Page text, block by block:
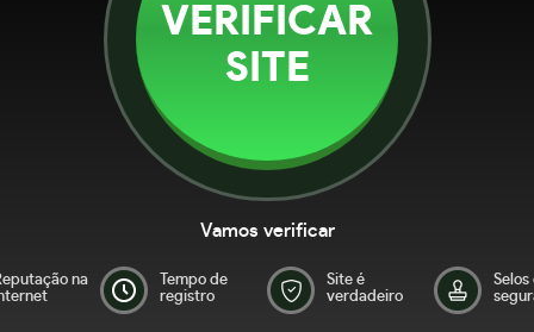
VERIFICAR
SITE
Vamos verificar
na
Tempo de
registro
Site é
verdadeiro
Selos